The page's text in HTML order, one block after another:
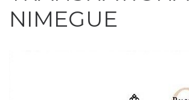
NIMEGUE